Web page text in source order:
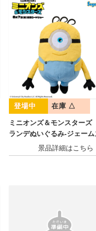
ミニオンズ＆モンスター
ランデぬいぐるみ‐ジェーム
在庫 △